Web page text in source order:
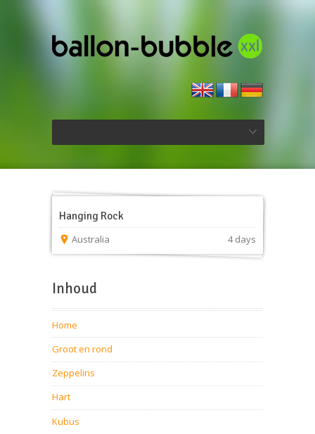
Hanging Rock
Australia 4 days
Inhoud
Home
Groot en rond
Zeppelins
Hart
Kubus